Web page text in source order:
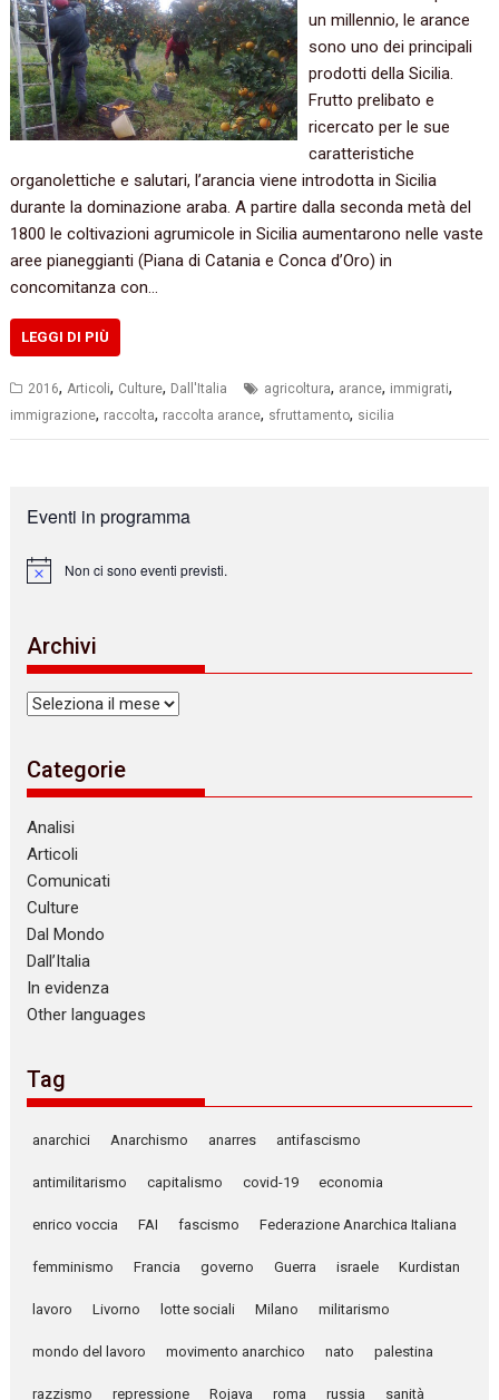
un millennio, le arance
sono uno dei principali
prodotti della Sicilia.
Frutto prelibato e
ricercato per le sue
caratteristiche
organolettiche e salutari, l’arancia viene introdotta in Sicilia
durante la dominazione araba. A partire dalla seconda metà del
1800 le coltivazioni agrumicole in Sicilia aumentarono nelle vaste
aree pianeggianti (Piana di Catania e Conca d’Oro) in
concomitanza con…
LEGGI DI PIÙ
2016, Articoli, Culture, Dall'Italia agricoltura, arance, immigrati,
immigrazione, raccolta, raccolta arance, sfruttamento, sicilia
Eventi in programma
N
c
e
Non ci sono eventi previsti.
Archivi
Archivi
Categorie
Analisi
Articoli
Comunicati
Culture
Dal Mondo
Dall’Italia
In evidenza
Other languages
Tag
anarchici Anarchismo anarres antifascismo
antimilitarismo capitalismo covid-19 economia
enrico voccia FAI fascismo Federazione Anarchica Italiana
femminismo Francia governo Guerra israele Kurdistan
lavoro Livorno lotte sociali Milano militarismo
mondo del lavoro movimento anarchico nato palestina
razzismo repressione Rojava roma russia sanità